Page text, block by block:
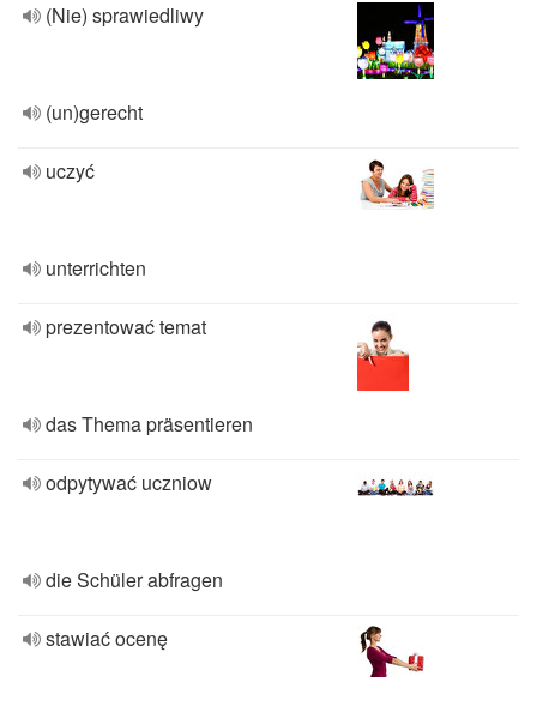
(Nie) sprawiedliwy
(un)gerecht
uczyć
unterrichten
prezentować temat
das Thema präsentieren
odpytywać uczniow
die Schüler abfragen
stawiać ocenę